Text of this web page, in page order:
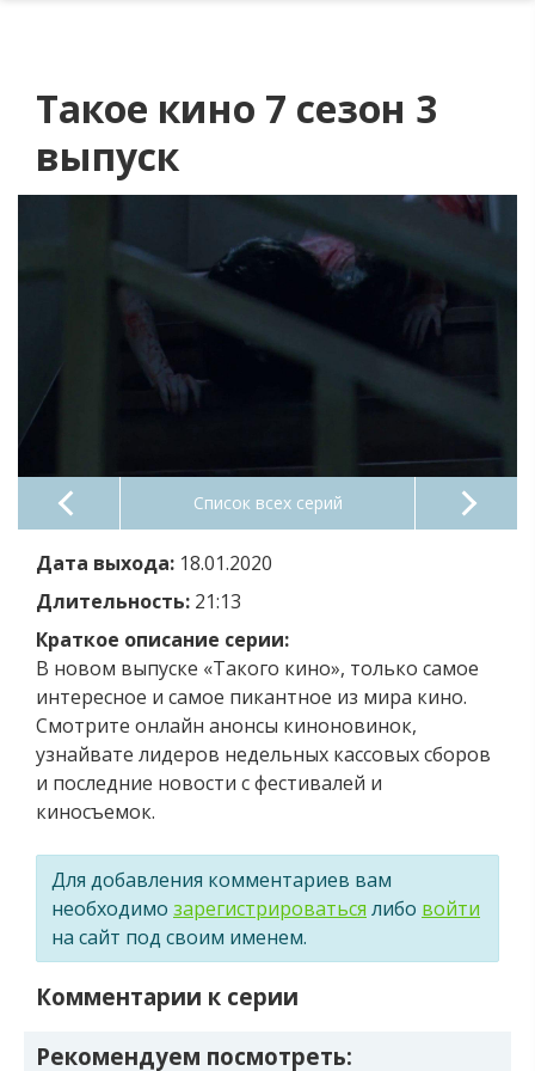
Такое кино 7 сезон 3
выпуск
Список всех серий
Дата выхода: 18.01.2020
Длительность: 21:13
Краткое описание серии:
В новом выпуске «Такого кино», только самое
интересное и самое пикантное из мира кино.
Смотрите онлайн анонсы киноновинок,
узнайвате лидеров недельных кассовых сборов
и последние новости с фестивалей и
киносъемок.
Для добавления комментариев вам
необходимо зарегистрироваться либо войти
на сайт под своим именем.
Комментарии к серии
Рекомендуем посмотреть: